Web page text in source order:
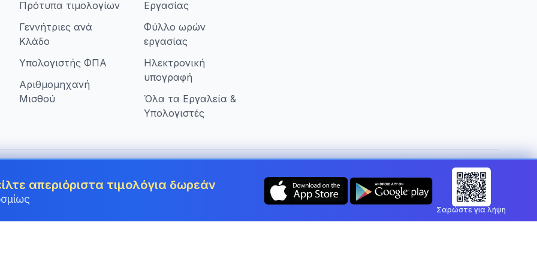
Πρότυπα τιμολογίων
Γεννήτριες ανά
Κλάδο
Υπολογιστής ΦΠΑ
Αριθμομηχανή
Μισθού
Εργασίας
Φύλλο ωρών
εργασίας
Ηλεκτρονική
υπογραφή
Όλα τα Εργαλεία &
Υπολογιστές
στην Greece Αλλαγή χώρας: Greece
απεριόριστα τιμολόγια δωρεάν
Σαρώστε για λήψη